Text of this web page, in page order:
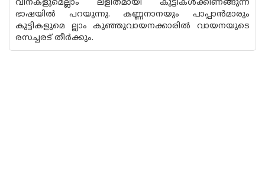
വിനകളുമെല്ലാം ലളിതമായി കുട്ടികൾക്കിണങ്ങുന്ന
ഭാഷയിൽ പറയുന്നു. കണ്ണനാനയും പാപ്പാൻമാരും
കുട്ടികളുമെ ല്ലാം കുഞ്ഞുവായനക്കാരിൽ വായനയുടെ
രസച്ചരട് തീർക്കും.